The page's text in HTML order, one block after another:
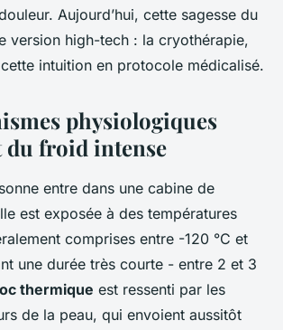
Aujourd’hui, cette sagesse du
version high-tech : la cryothérapie,
intuition en protocole médicalisé.
physiologiques
du froid intense
entre dans une cabine de
est exposée à des températures
comprises entre -120 °C et
une durée très courte - entre 2 et 3
thermique est ressenti par les
de la peau, qui envoient aussitôt